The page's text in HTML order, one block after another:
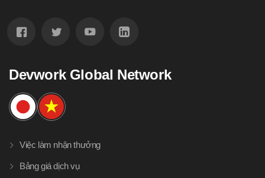
Devwork Global Network
Việc làm nhận thưởng
Bảng giá dịch vụ